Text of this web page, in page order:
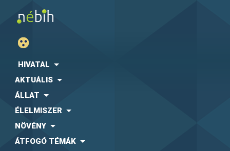
HIVATAL
AKTUÁLIS
ÁLLAT
ÉLELMISZER
NÖVÉNY
ÁTFOGÓ TÉMÁK